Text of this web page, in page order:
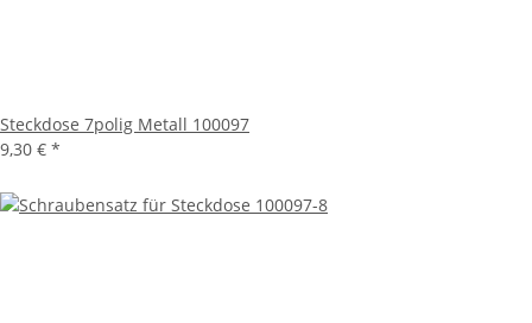
Steckdose 7polig Metall 100097
9,30 € *